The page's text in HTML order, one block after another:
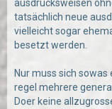
ausdrucksweisen
tatsächlich neue
vielleicht sogar
besetzt werden.
Nur muss sich
regel mehrere
Doer keine